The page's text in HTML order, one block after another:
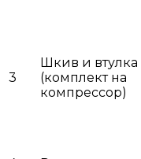
3
Шкив и втулка
(комплект на
компрессор)